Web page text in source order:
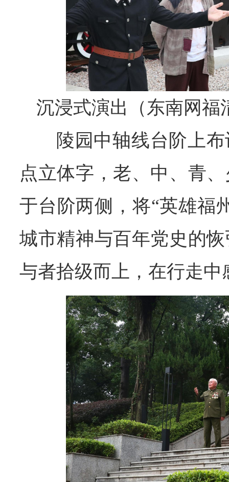
沉浸式演出（东南网福
陵园中轴线台阶上
点立体字，老、中、青
于台阶两侧，将“英雄福
城市精神与百年党史的
与者拾级而上，在行走中